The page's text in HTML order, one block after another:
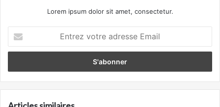
Lorem ipsum dolor sit amet, consectetur.
votre
adresse